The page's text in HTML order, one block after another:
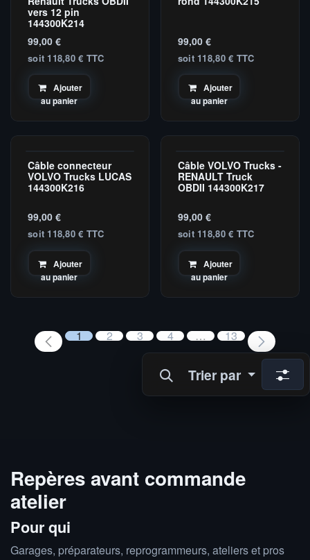
vers 12 pin
144300K214
99,00 €
soit 118,80 € TTC
Ajouter
au panier
99,00€
soit 118,80 € TTC
Ajouter
au panier
Master
Câble connecteur
VOLVO Trucks LUCAS
144300K216
99,00 €
soit 118,80 € TTC
Ajouter
au panier
Master
Câble VOLVO Trucks -
RENAULT Truck
OBDII 144300K217
99,00€
soit 118,80 € TTC
Ajouter
au panier
1 2 3 4 … 13
Trier par
Repères avant commande
atelier
Pour qui
Garages, préparateurs, reprogrammeurs, ateliers et pros